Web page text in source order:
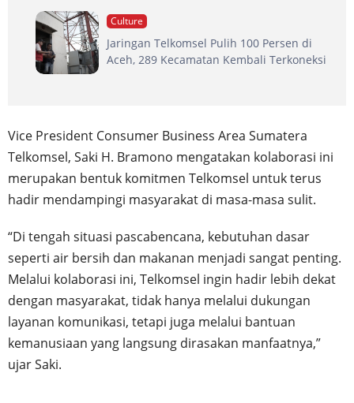
Culture
Jaringan Telkomsel Pulih 100 Persen di
Aceh, 289 Kecamatan Kembali Terkoneksi
Vice President Consumer Business Area Sumatera
Telkomsel, Saki H. Bramono mengatakan kolaborasi ini
merupakan bentuk komitmen Telkomsel untuk terus
hadir mendampingi masyarakat di masa-masa sulit.
“Di tengah situasi pascabencana, kebutuhan dasar
seperti air bersih dan makanan menjadi sangat penting.
Melalui kolaborasi ini, Telkomsel ingin hadir lebih dekat
dengan masyarakat, tidak hanya melalui dukungan
layanan komunikasi, tetapi juga melalui bantuan
kemanusiaan yang langsung dirasakan manfaatnya,”
ujar Saki.